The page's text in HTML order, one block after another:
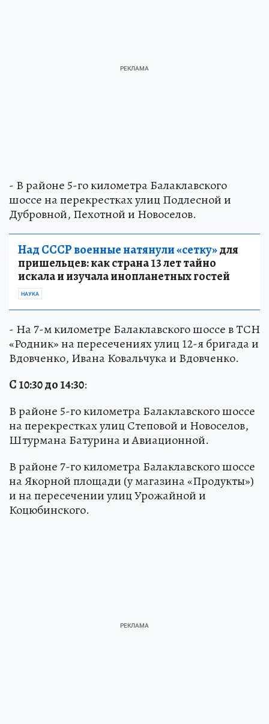
- В районе 5-го километра Балаклавского
шоссе на перекрестках улиц Подлесной и
Дубровной, Пехотной и Новоселов.
Над СССР военные натянули «сетку»для
пришельцев: как страна 13 лет тайно
искала и изучала инопланетных гостей
НАУКА
- На 7-м километре Балаклавского шоссе в ТСН
«Родник» на пересечениях улиц 12-я бригада и
Вдовченко, Ивана Ковальчука и Вдовченко.
С 10:30 до 14:30:
В районе 5-го километра Балаклавского шоссе
на перекрестках улиц Степовой и Новоселов,
Штурмана Батурина и Авиационной.
В районе 7-го километра Балаклавского шоссе
на Якорной площади (у магазина «Продукты»)
и на пересечении улиц Урожайной и
Коцюбинского.